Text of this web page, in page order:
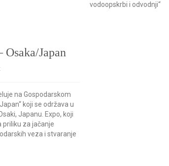
vodoopskrbi i odvodnji“
Osaka/Japan
na Gospodarskom
koji se održava u
Japanu. Expo, koji
priliku za jačanje
veza i stvaranje